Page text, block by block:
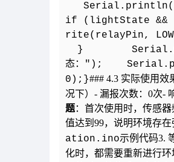
Serial.println("
if (lightState
rite(relayPin,
}
态：");
0);}### 4.3 实际使用
况下）- 漏报次数：0次-
题：首次使用时，传感
值达到99，说明环境存
ation.ino示例代码3.
化时，都需要重新进行环